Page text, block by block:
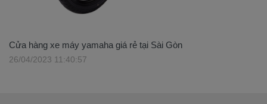
Cửa hàng xe máy yamaha giá rẻ tại Sài Gòn
26/04/2023 11:40:57